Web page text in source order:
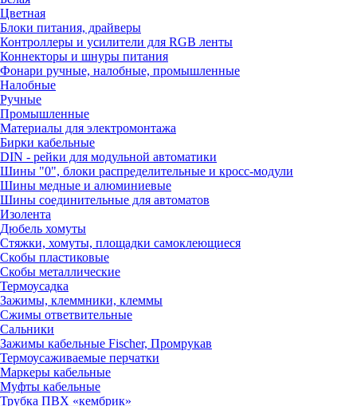
Цветная
Блоки питания, драйверы
Контроллеры и усилители для RGB ленты
Коннекторы и шнуры питания
Фонари ручные, налобные, промышленные
Налобные
Ручные
Промышленные
Материалы для электромонтажа
Бирки кабельные
DIN - рейки для модульной автоматики
Шины "0", блоки распределительные и кросс-модули
Шины медные и алюминиевые
Шины соединительные для автоматов
Изолента
Дюбель хомуты
Стяжки, хомуты, площадки самоклеющиеся
Скобы пластиковые
Скобы металлические
Термоусадка
Зажимы, клеммники, клеммы
Сжимы ответвительные
Сальники
Зажимы кабельные Fischer, Промрукав
Термоусаживаемые перчатки
Маркеры кабельные
Муфты кабельные
Трубка ПВХ «кембрик»